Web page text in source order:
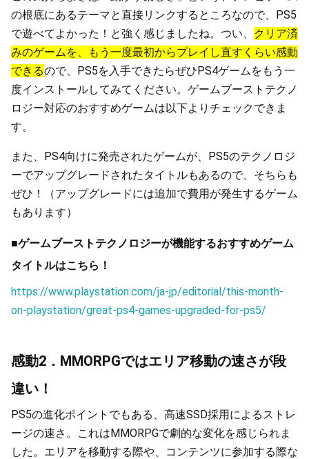
の根底にあるテーマと直接リンクするところなので、PS5
で遊べてよかった！と強く感じましたね。つい、
クリア済
みのゲームを、もう一度最初からプレイし直すくらい感動
できるので、PS5を入手できたらぜひPS4ゲームをもう一
度インストールしてみてください。ゲームブーストテクノ
ロジー対応のおすすめゲームは以下よりチェックできま
す。
また、PS4向けに発売されたゲームが、PS5のテクノロジ
ーでアップグレードされたタイトルもあるので、そちらも
ぜひ！（アップグレードには追加で費用が発生するゲーム
もあります）
■ゲームブーストテクノロジーが機能するおすすめゲーム
タイトルはこちら！
https://www.playstation.com/ja-jp/editorial/this-month-
on-playstation/great-ps4-games-upgraded-for-ps5/
感動2．MMORPGではエリア移動の速さが段
違い！
PS5の進化ポイントでもある、高速SSD採用によるストレ
ージの速さ。これはMMORPGで劇的な変化を感じられま
した。エリアを移動する際や、コンテンツに参加する際な